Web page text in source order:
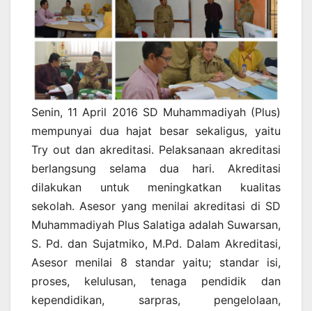
Senin, 11 April 2016 SD Muhammadiyah (Plus)
mempunyai dua hajat besar sekaligus, yaitu
Try out dan akreditasi. Pelaksanaan akreditasi
berlangsung selama dua hari. Akreditasi
dilakukan untuk meningkatkan kualitas
sekolah. Asesor yang menilai akreditasi di SD
Muhammadiyah Plus Salatiga adalah Suwarsan,
S. Pd. dan Sujatmiko, M.Pd. Dalam Akreditasi,
Asesor menilai 8 standar yaitu; standar isi,
proses, kelulusan, tenaga pendidik dan
kependidikan, sarpras, pengelolaan,